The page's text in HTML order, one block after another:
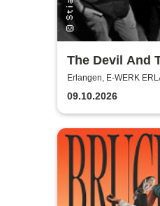
The Devil And
Blues
Erlangen, E-WERK
09.10.2026